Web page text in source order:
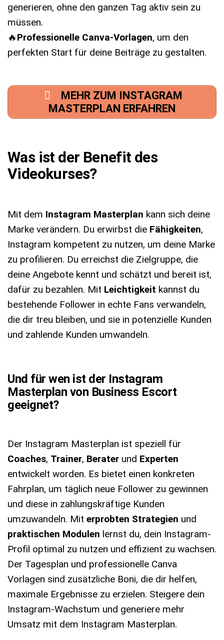
generieren, ohne den ganzen Tag aktiv sein zu
müssen.
🔥Professionelle Canva-Vorlagen, um den
perfekten Start für deine Beiträge zu gestalten.
MEHR ZUM INSTAGRAM
MASTERPLAN ERFAHREN
Was ist der Benefit des
Videokurses?
Mit dem Instagram Masterplan kann sich deine
Marke verändern. Du erwirbst die Fähigkeiten,
Instagram kompetent zu nutzen, um deine Marke
zu profilieren. Du erreichst die Zielgruppe, die
deine Angebote kennt und schätzt und bereit ist,
dafür zu bezahlen. Mit Leichtigkeit kannst du
bestehende Follower in echte Fans verwandeln,
die dir treu bleiben, und sie in potenzielle Kunden
und zahlende Kunden umwandeln.
Und für wen ist der Instagram
Masterplan von Business Escort
geeignet?
Der Instagram Masterplan ist speziell für
Coaches, Trainer, Berater und Experten
entwickelt worden. Es bietet einen konkreten
Fahrplan, um täglich neue Follower zu gewinnen
und diese in zahlungskräftige Kunden
umzuwandeln. Mit erprobten Strategien und
praktischen Modulen lernst du, dein Instagram-
Profil optimal zu nutzen und effizient zu wachsen.
Der Tagesplan und professionelle Canva
Vorlagen sind zusätzliche Boni, die dir helfen,
maximale Ergebnisse zu erzielen. Steigere dein
Instagram-Wachstum und generiere mehr
Umsatz mit dem Instagram Masterplan.